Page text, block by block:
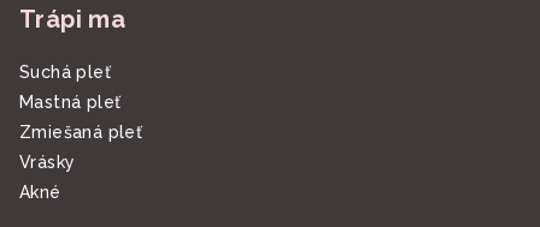
Trápi ma
Suchá pleť
Mastná pleť
Zmiešaná pleť
Vrásky
Akné